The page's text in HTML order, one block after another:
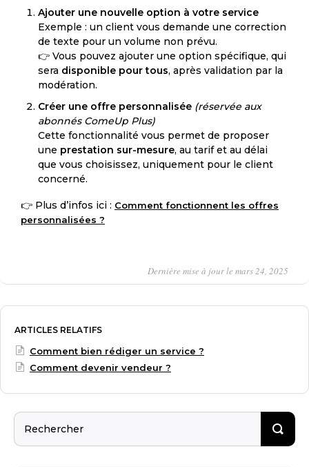
Ajouter une nouvelle option à votre service
Exemple : un client vous demande une correction
de texte pour un volume non prévu.
👉 Vous pouvez ajouter une option spécifique, qui
sera disponible pour tous, après validation par la
modération.
Créer une offre personnalisée (réservée aux
abonnés ComeUp Plus)
Cette fonctionnalité vous permet de proposer
une prestation sur-mesure, au tarif et au délai
que vous choisissez, uniquement pour le client
concerné.
👉 Plus d’infos ici : Comment fonctionnent les offres
personnalisées ?
Dernière mise à jour le mars 24, 2025
ARTICLES RELATIFS
Comment bien rédiger un service ?
Comment devenir vendeur ?